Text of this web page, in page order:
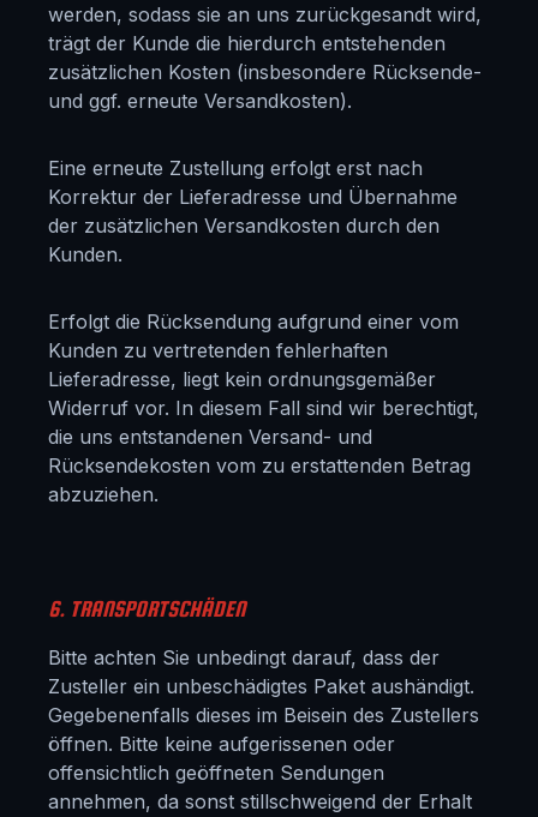
werden, sodass sie an uns zurückgesandt wird,
trägt der Kunde die hierdurch entstehenden
zusätzlichen Kosten (insbesondere Rücksende-
und ggf. erneute Versandkosten).
Eine erneute Zustellung erfolgt erst nach
Korrektur der Lieferadresse und Übernahme
der zusätzlichen Versandkosten durch den
Kunden.
Erfolgt die Rücksendung aufgrund einer vom
Kunden zu vertretenden fehlerhaften
Lieferadresse, liegt kein ordnungsgemäßer
Widerruf vor. In diesem Fall sind wir berechtigt,
die uns entstandenen Versand- und
Rücksendekosten vom zu erstattenden Betrag
abzuziehen.
6. TRANSPORTSCHÄDEN
Bitte achten Sie unbedingt darauf, dass der
Zusteller ein unbeschädigtes Paket aushändigt.
Gegebenenfalls dieses im Beisein des Zustellers
öffnen. Bitte keine aufgerissenen oder
offensichtlich geöffneten Sendungen
annehmen, da sonst stillschweigend der Erhalt